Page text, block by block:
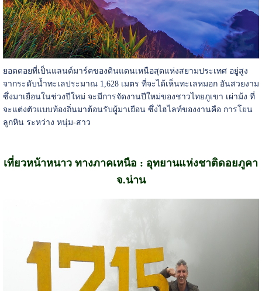
ยอดดอยที่เป็นแลนด์มาร์คของดินแดนเหนือสุดแห่งสยามประเทศ อยู่สูง
จากระดับน้ำทะเลประมาณ 1,628 เมตร ที่จะได้เห็นทะเลหมอก อันสวยงาม
ซึ่งมาเยือนในช่วงปีใหม่ จะมีการจัดงานปีใหม่ของชาวไทยภูเขา เผ่าม้ง ที่
จะแต่งตัวแบบท้องถิ่นมาต้อนรับผู้มาเยือน ซึ่งไฮไลท์ของงานคือ การโยน
ลูกหิน ระหว่าง หนุ่ม-สาว
เที่ยวหน้าหนาว ทางภาคเหนือ : อุทยานแห่งชาติดอยภูคา
จ.น่าน